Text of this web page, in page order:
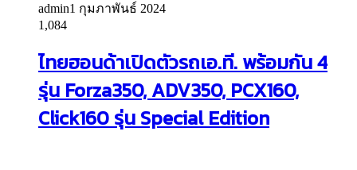
admin1 กุมภาพันธ์ 2024
1,084
ไทยฮอนด้าเปิดตัวรถเอ.ที. พร้อมกัน 4
รุ่น Forza350, ADV350, PCX160,
Click160 รุ่น Special Edition